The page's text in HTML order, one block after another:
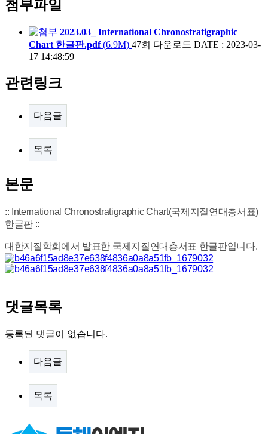
첨부파일
2023.03_ International Chronostratigraphic
Chart 한글판.pdf(6.9M) 47회 다운로드 DATE : 2023-03-
17 14:48:59
관련링크
다음글
목록
본문
:: International Chronostratigraphic Chart(국제지질연대층서표)
한글판 ::
대한지질학회에서 발표한 국제지질연대층서표 한글판입니다.
댓글목록
등록된 댓글이 없습니다.
다음글
목록